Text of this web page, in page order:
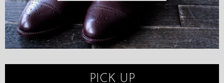
PICK UP